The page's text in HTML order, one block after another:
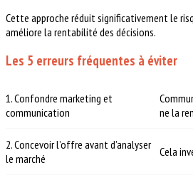
Cette approche réduit significativement le
améliore la rentabilité des décisions.
Les 5 erreurs fréquentes à éviter
1. Confondre marketing et
communication
ne la
2. Concevoir l’offre avant d’analyser
le marché
Cela